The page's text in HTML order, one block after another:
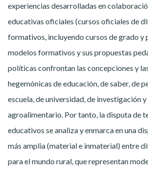
experiencias desarrolladas en
educativas oficiales (cursos oficiales de
formativos, incluyendo cursos de grado y
modelos formativos y sus propuestas
políticas confrontan las concepciones y
hegemónicas de educación, de saber, de
escuela, de universidad, de investigación
agroalimentario. Por tanto, la disputa de
educativos se analiza y enmarca en una
más amplia (material e inmaterial) entre
para el mundo rural, que representan